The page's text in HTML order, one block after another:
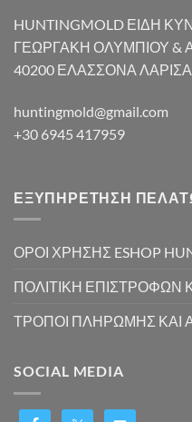
HUNTINGMOLD ΕΙΔΗ
ΓΕΩΡΓΑΚΗ ΟΛΥΜΠΙΟΥ &
40200 ΕΛΑΣΣΟΝΑ
huntingmold@gmail.com
+30 6945 417959
ΕΞΥΠΗΡΕΤΗΣΗ
ΟΡΟΙ ΧΡΗΣΗΣ ESHOP
ΠΟΛΙΤΙΚΗ ΕΠΙΣΤΡΟΦΩΝ
ΤΡΟΠΟΙ ΠΛΗΡΩΜΗΣ ΚΑΙ
SOCIAL MEDIA